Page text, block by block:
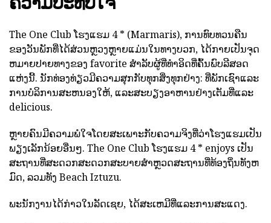
The One Club ໂຮງແຮມ 4 * (Marmaris), ການທົບທວນຄືນ
ຂອງວັນພັກທີ່ໄດ້ສ່ວນຫຼວງຫຼາຍແມ່ນໃນທາງບວກ, ໄດ້ກາຍເປັນຈຸດ
ຫມາຍປາຍທາງຂອງ favorite ສໍາລັບຜູ້ທີ່ທໍາອິດທີ່ຄົ້ນພົບລີສອດ
ແຫ່ງນີ້. ນັກທ່ອງທ່ຽວມີຄວາມສຸກກັບທຸກສິ່ງທຸກຢ່າງ: ທີ່ພັກເຊົາແລະ
ການບໍລິການສະຫນອງໃຫ້, ແລະສະບຽງອາຫານຢ່າງເຕັມທີ່ແລະ
delicious.
ຫຼາຍຄົນມີຄວາມພໍໃຈໂດຍສະເພາະກັບຄວາມຈິງທີ່ວ່າໂຮງແຮມເປັນ
ພຽງເລັກນ້ອຍອື່ນໆ. The One Club ໂຮງແຮມ 4 * enjoys ເປັນ
ສະຖານທີ່ສະດວກສະດວກສະບາຍສໍາຫຼວດສະຖານທີ່ທ້ອງຖິ່ນທັງຫ
ມົດ, ລວມທັງ Beach Iztuzu.
ພະນັກງານໄດ້ກ່າວໃນລັດເຊຍ, ໄດ້ສະເຫມີທີ່ແລະການສະແດງ.